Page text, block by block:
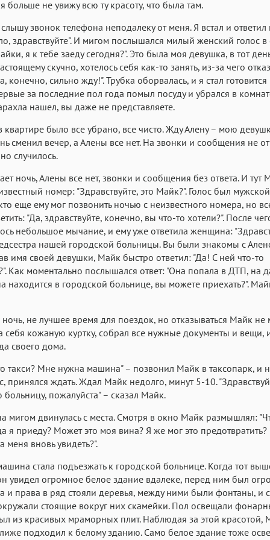
Roboto Garamond Fira Sans
Аа
Iowan
Аа Аа
SF Serif
Аа
Helvetica Neue
Аа
Arial Аа
Georgia
Аа Аа
больше не увижу всю ту красоту, что была там.
звонок телефона неподалеку от меня. Я встал и ответил
здравствуйте". И мигом послышался милый женский голос в
я к тебе заеду сегодня?". Это была моя девушка, в тот
скучно, хотелось себя как-то занять, из-за чего
конечно, сильно жду!". Трубка оборвалась, и я стал
за последние пол года помыл посуду и убрался в
нашел, вы даже не представляете.
было все убрано, все чисто. Жду Алену – мою
сменил вечер, а Алены все нет. На звонки и сообщения не
случилось.
ночь, Алены все нет, звонки и сообщения без ответа. И тут
номер: "Здравствуйте, это Майк?". Голос был
еще ему мог позвонить ночью с неизвестного номера, но
"Да, здравствуйте, конечно, вы что-то хотели?". После
небольшое мычание, и ему уже ответила женщина:
нашей городской больницы. Вы были знакомы с
своей девушки, Майк быстро ответил: "Да! С ней что-то
Как моментально послышался ответ: "Она попала в ДТП, на
находится в городской больнице, вы можете приехать?".
не лучшее время для поездок, но отказываться Майк не
себя кожаную куртку, собрал все нужные документы и вещи,
своего дома.
Мне нужна машина" – позвонил Майк в таксопарк, и
принялся ждать. Ждал Майк недолго, минут 5-10.
больницу, пожалуйста" – сказал Майк.
двинулась с места. Смотря в окно Майк размышлял:
я приеду? Может это моя вина? Я же мог это предотвратить?
меня вновь увидеть?".
стала подъезжать к городской больнице. Когда тот
увидел огромное белое здание вдалеке, перед ним был
и права в ряд стояли деревья, между ними были фонтаны, и
стоящие вокруг них скамейки. Пол освещали
из красивых мраморных плит. Наблюдая за этой красотой,
подходил к белому зданию. Само белое здание тоже